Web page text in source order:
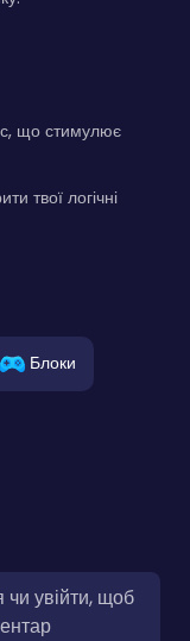
що стимулює
твої логічні
Блоки
чи увійти, щоб